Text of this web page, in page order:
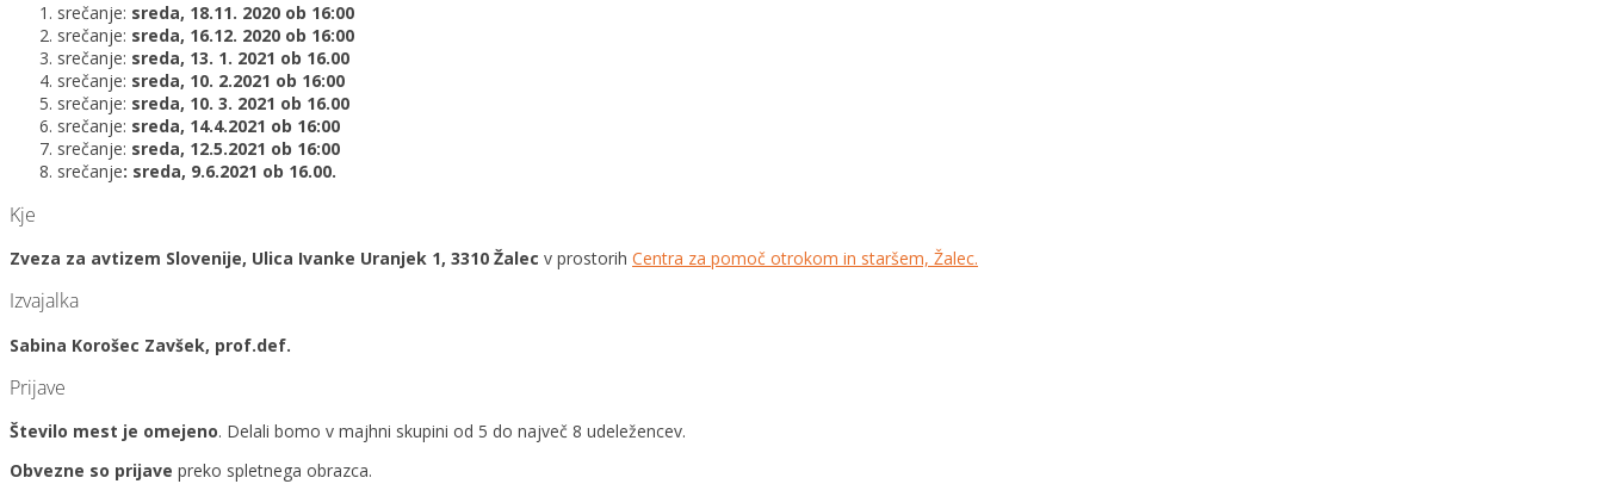
srečanje: sreda, 18.11. 2020 ob 16:00
srečanje: sreda, 16.12. 2020 ob 16:00
srečanje: sreda, 13. 1. 2021 ob 16.00
srečanje: sreda, 10. 2.2021 ob 16:00
srečanje: sreda, 10. 3. 2021 ob 16.00
srečanje: sreda, 14.4.2021 ob 16:00
srečanje: sreda, 12.5.2021 ob 16:00
srečanje: sreda, 9.6.2021 ob 16.00.
Kje
Zveza za avtizem Slovenije, Ulica Ivanke Uranjek 1, 3310 Žalec v prostorih Centra za pomoč otrokom in staršem, Žalec.
Izvajalka
Sabina Korošec Zavšek, prof.def.
Prijave
Število mest je omejeno. Delali bomo v majhni skupini od 5 do največ 8 udeležencev.
Obvezne so prijave preko spletnega obrazca.